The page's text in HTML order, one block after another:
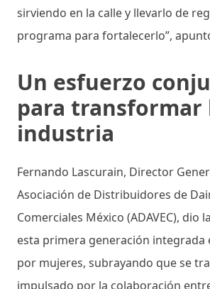
sirviendo en la calle y llevarlo de
programa para fortalecerlo”,
Un esfuerzo
para transformar
industria
Fernando Lascurain, Director
Asociación de Distribuidores de
Comerciales México (ADAVEC), dio
esta primera generación integrada
por mujeres, subrayando que se
impulsado por la colaboración